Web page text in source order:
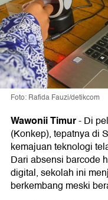
Foto: Rafida Fauzi/detikcom
Wawonii Timur-Di
(Konkep), tepatnya di
kemajuan teknologi
Dari absensi barcode
digital, sekolah ini
berkembang meski